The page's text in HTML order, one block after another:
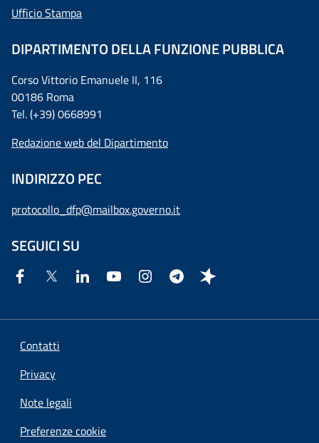
Ufficio Stampa
DIPARTIMENTO DELLA FUNZIONE PUBBLICA
Corso Vittorio Emanuele II, 116
00186 Roma
Tel. (+39) 0668991
Redazione web del Dipartimento
INDIRIZZO PEC
protocollo_dfp@mailbox.governo.it
SEGUICI SU
Contatti
Privacy
Note legali
Preferenze cookie